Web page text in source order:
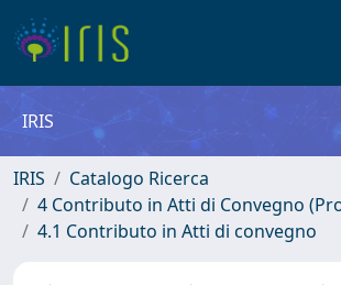
IRIS
IRIS
Catalogo Ricerca
4 Contributo in Atti di Convegno
4.1 Contributo in Atti di convegno